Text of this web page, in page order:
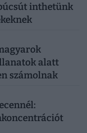
inthetünk
alatt
számolnak